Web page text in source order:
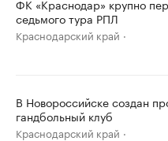
ФК «Краснодар» крупно
седьмого тура РПЛ
Краснодарский край
В Новороссийске создан
гандбольный клуб
Краснодарский край